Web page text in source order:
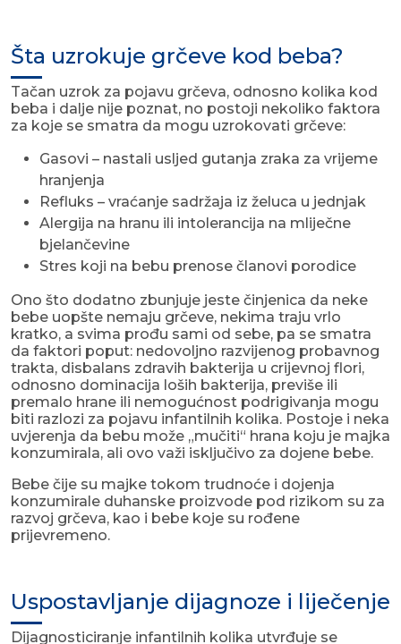
Šta uzrokuje grčeve kod beba?
Tačan uzrok za pojavu grčeva, odnosno kolika kod
beba i dalje nije poznat, no postoji nekoliko faktora
za koje se smatra da mogu uzrokovati grčeve:
Gasovi – nastali usljed gutanja zraka za vrijeme
hranjenja
Refluks – vraćanje sadržaja iz želuca u jednjak
Alergija na hranu ili intolerancija na mliječne
bjelančevine
Stres koji na bebu prenose članovi porodice
Ono što dodatno zbunjuje jeste činjenica da neke
bebe uopšte nemaju grčeve, nekima traju vrlo
kratko, a svima prođu sami od sebe, pa se smatra
da faktori poput: nedovoljno razvijenog probavnog
trakta, disbalans zdravih bakterija u crijevnoj flori,
odnosno dominacija loših bakterija, previše ili
premalo hrane ili nemogućnost podrigivanja mogu
biti razlozi za pojavu infantilnih kolika. Postoje i neka
uvjerenja da bebu može „mučiti“ hrana koju je majka
konzumirala, ali ovo važi isključivo za dojene bebe.
Bebe čije su majke tokom trudnoće i dojenja
konzumirale duhanske proizvode pod rizikom su za
razvoj grčeva, kao i bebe koje su rođene
prijevremeno.
Uspostavljanje dijagnoze i liječenje
Dijagnosticiranje infantilnih kolika utvrđuje se